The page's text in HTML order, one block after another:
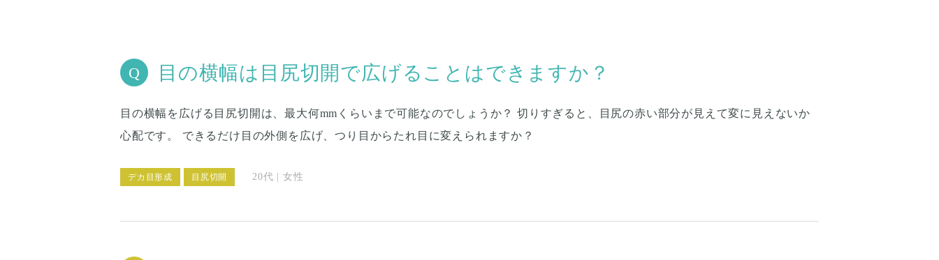
目の横幅は目尻切開で広げることはできますか？
目の横幅を広げる目尻切開は、最大何mmくらいまで可能なのでしょうか？ 切りすぎると、目尻の赤い部分が見えて変に見えないか
心配です。 できるだけ目の外側を広げ、つり目からたれ目に変えられますか？
デカ目形成 目尻切開 20代 | 女性